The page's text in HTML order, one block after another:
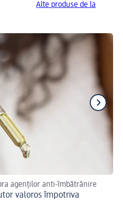
Alte produse de la
agenților anti-îmbătrânire
valoros împotriva